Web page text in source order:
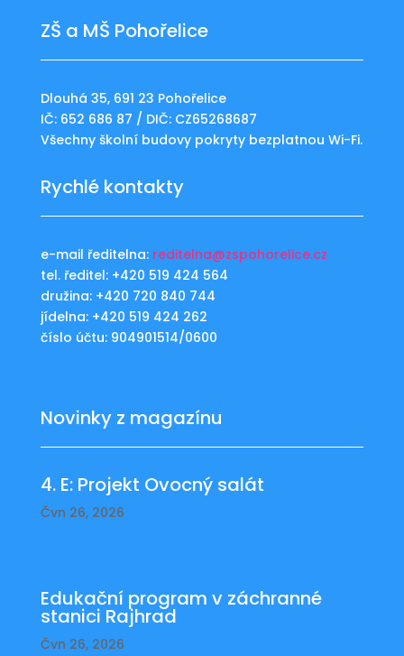
ZŠ a MŠ Pohořelice
Dlouhá 35, 691 23 Pohořelice
IČ: 652 686 87 / DIČ: CZ65268687
Všechny školní budovy pokryty bezplatnou Wi-Fi.
Rychlé kontakty
e-mail ředitelna: reditelna@zspohorelice.cz
tel. ředitel: +420 519 424 564
družina: +420 720 840 744
jídelna: +420 519 424 262
číslo účtu: 904901514/0600
Novinky z magazínu
4. E: Projekt Ovocný salát
Čvn 26, 2026
Edukační program v záchranné
stanici Rajhrad
Čvn 26, 2026